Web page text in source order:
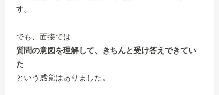
す。
でも、面接では
質問の意図を理解して、きちんと受け答えできてい
た
という感覚はありました。